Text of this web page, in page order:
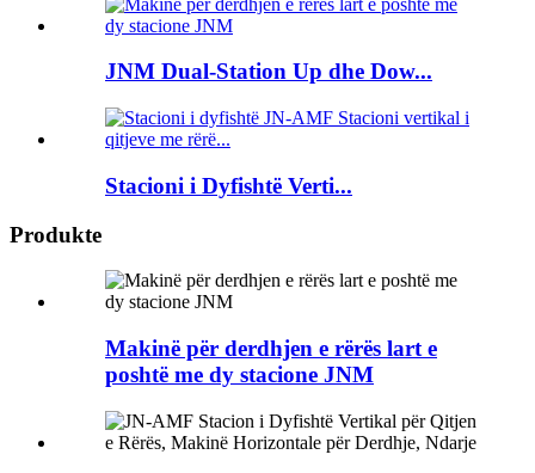
JNM Dual-Station Up dhe Dow...
Stacioni i Dyfishtë Verti...
Produkte
Makinë për derdhjen e rërës lart e
poshtë me dy stacione JNM